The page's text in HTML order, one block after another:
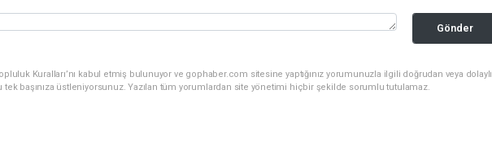
Gönder
Kuralları’nı kabul etmiş bulunuyor ve gophaber.com sitesine yaptığınız yorumunuzla ilgili doğrudan veya dolaylı
başınıza üstleniyorsunuz. Yazılan tüm yorumlardan site yönetimi hiçbir şekilde sorumlu tutulamaz.